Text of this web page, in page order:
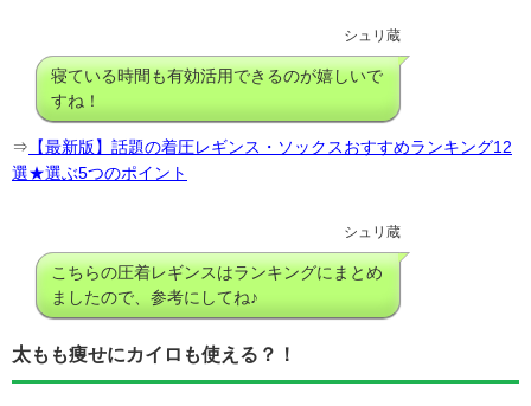
シュリ蔵
寝ている時間も有効活用できるのが嬉しいで
すね！
⇒ 【最新版】話題の着圧レギンス・ソックスおすすめランキング12
選★選ぶ5つのポイント
シュリ蔵
こちらの圧着レギンスはランキングにまとめ
ましたので、参考にしてね♪
太もも痩せにカイロも使える？！